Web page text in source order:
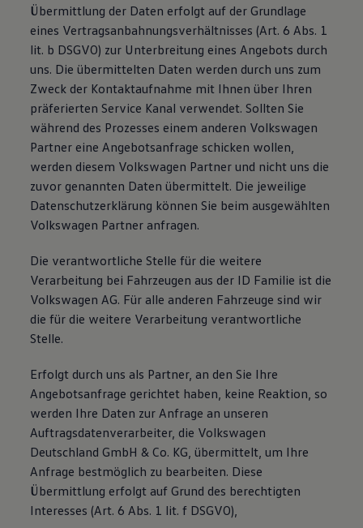
Übermittlung der Daten erfolgt auf der Grundlage
eines Vertragsanbahnungsverhältnisses (Art. 6 Abs. 1
lit. b DSGVO) zur Unterbreitung eines Angebots durch
uns. Die übermittelten Daten werden durch uns zum
Zweck der Kontaktaufnahme mit Ihnen über Ihren
präferierten Service Kanal verwendet. Sollten Sie
während des Prozesses einem anderen Volkswagen
Partner eine Angebotsanfrage schicken wollen,
werden diesem Volkswagen Partner und nicht uns die
zuvor genannten Daten übermittelt. Die jeweilige
Datenschutzerklärung können Sie beim ausgewählten
Volkswagen Partner anfragen.
Die verantwortliche Stelle für die weitere
Verarbeitung bei Fahrzeugen aus der ID Familie ist die
Volkswagen AG. Für alle anderen Fahrzeuge sind wir
die für die weitere Verarbeitung verantwortliche
Stelle.
Erfolgt durch uns als Partner, an den Sie Ihre
Angebotsanfrage gerichtet haben, keine Reaktion, so
werden Ihre Daten zur Anfrage an unseren
Auftragsdatenverarbeiter, die Volkswagen
Deutschland GmbH & Co. KG, übermittelt, um Ihre
Anfrage bestmöglich zu bearbeiten. Diese
Übermittlung erfolgt auf Grund des berechtigten
Interesses (Art. 6 Abs. 1 lit. f DSGVO),